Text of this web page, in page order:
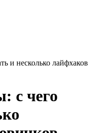
и несколько лайфхаков
с чего